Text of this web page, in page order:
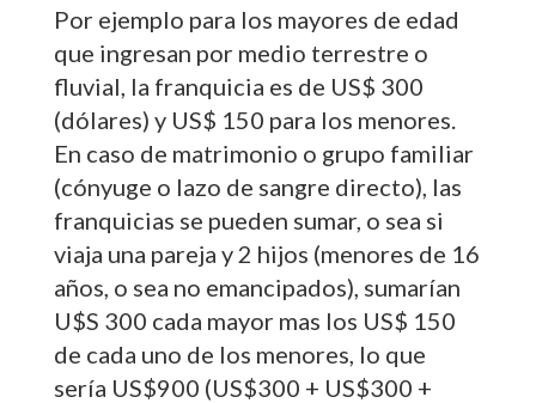
Por ejemplo para los mayores de edad
que ingresan por medio terrestre o
fluvial, la franquicia es de US$ 300
(dólares) y US$ 150 para los menores.
En caso de matrimonio o grupo familiar
(cónyuge o lazo de sangre directo), las
franquicias se pueden sumar, o sea si
viaja una pareja y 2 hijos (menores de 16
años, o sea no emancipados), sumarían
U$S 300 cada mayor mas los US$ 150
de cada uno de los menores, lo que
sería US$900 (US$300 + US$300 +